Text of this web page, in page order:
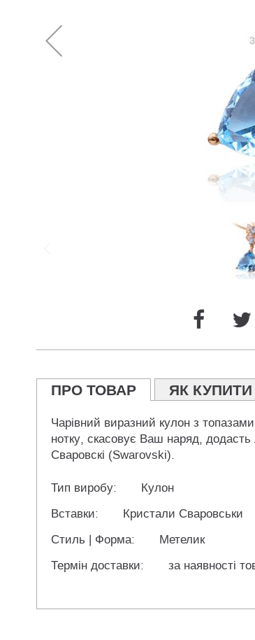
ПРО ТОВАР ЯК КУПИТИ
Чарівний виразний кулон з
нотку, скасовує Ваш наряд, додасть
Сваровскі (Swarovski).
Тип виробу: Кулон
Вставки:
Кристали Сваровськи
Стиль | Форма:
Метелик
Термін доставки:
за наявності